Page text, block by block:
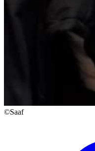
©Saaf